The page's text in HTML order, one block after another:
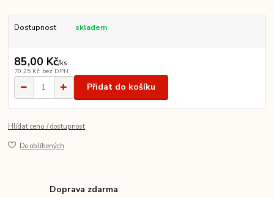
Dostupnost skladem
85,00 Kč/ks
70,25 Kč bez DPH
Přidat do košíku
Hlídat cenu / dostupnost
Do oblíbených
Doprava zdarma